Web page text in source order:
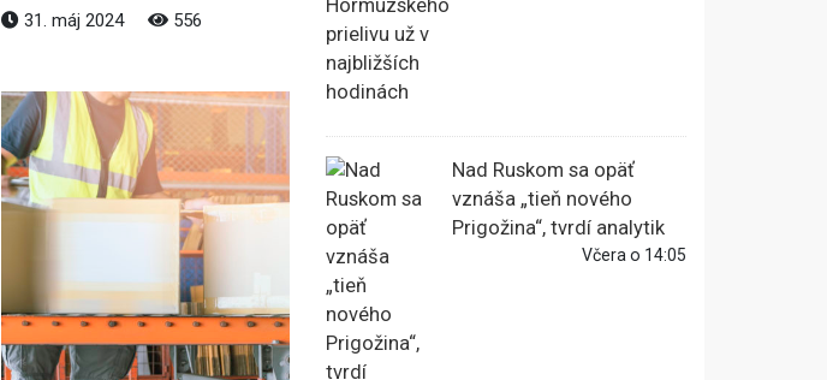
31. máj 2024 556
Nad Ruskom sa opäť
vznáša „tieň nového
Prigožina“, tvrdí analytik
Včera o 14:05